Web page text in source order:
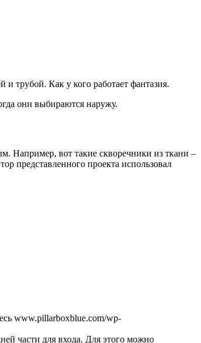
трубой. Как у кого работает фантазия.
они выбираются наружу.
Например, вот такие скворечники из ткани –
представленного проекта использовал
www.pillarboxblue.com/wp-
части для входа. Для этого можно